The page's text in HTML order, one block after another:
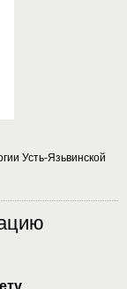
Усть-Язьвинской